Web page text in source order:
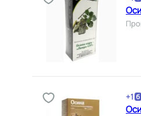
+1